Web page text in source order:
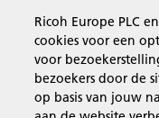
Business
Producten en
Ricoh Europe PLC
cookies voor een
voor
bezoekers door de
op basis van jouw